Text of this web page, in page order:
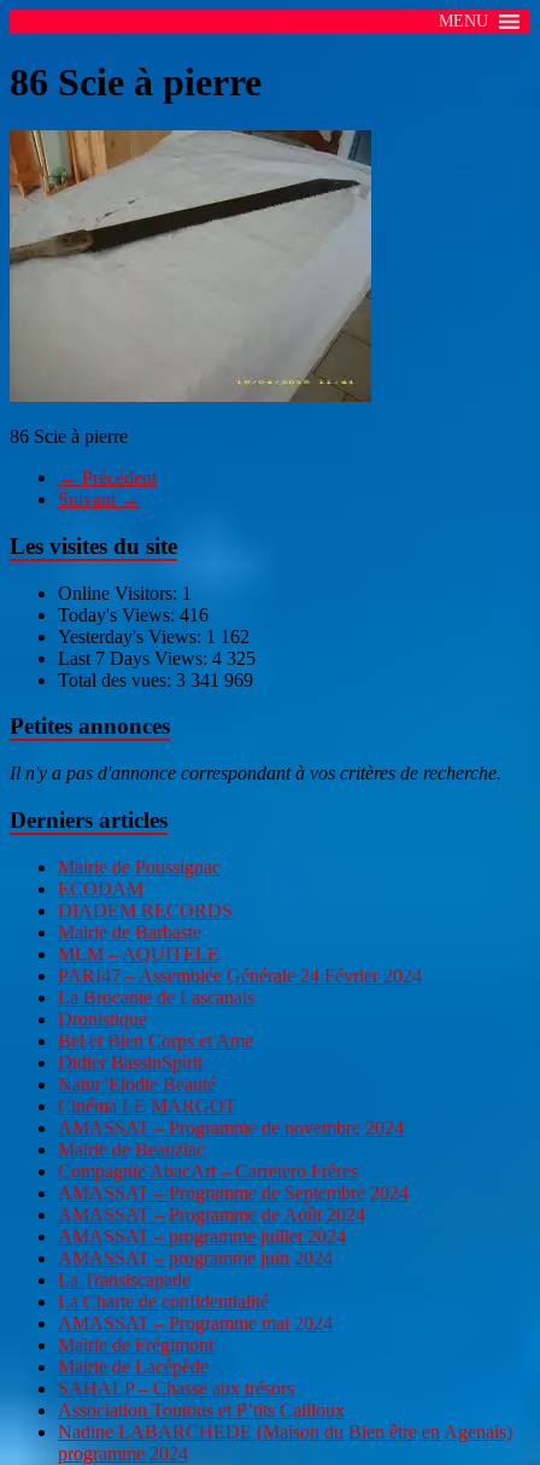
MENU
86 Scie à pierre
86 Scie à pierre
← Précédent
Suivant →
Les visites du site
Online Visitors: 1
Today's Views: 416
Yesterday's Views: 1 162
Last 7 Days Views: 4 325
Total des vues: 3 341 969
Petites annonces
Il n'y a pas d'annonce correspondant à vos critères de recherche.
Derniers articles
Mairie de Poussignac
ECODAM
DIADEM RECORDS
Mairie de Barbaste
MLM – AQUITELE
PARI47 – Assemblée Générale 24 Février 2024
La Brocante de Lascanals
Dronistique
Bel et Bien Corps et Ame
Didier BassinSpirit
Natur’Elodie Beauté
Cinéma LE MARGOT
AMASSAT – Programme de novembre 2024
Mairie de Beauziac
Compagnie AbacArt – Carretero Frères
AMASSAT – Programme de Septembre 2024
AMASSAT – Programme de Août 2024
AMASSAT – programme juillet 2024
AMASSAT – programme juin 2024
La Transiscapade
La Charte de confidentialité
AMASSAT – Programme mai 2024
Mairie de Frégimont
Mairie de Lacépède
SAHALP – Chasse aux trésors
Association Toutous et P’tits Cailloux
Nadine LABARCHEDE (Maison du Bien être en Agenais)
programme 2024